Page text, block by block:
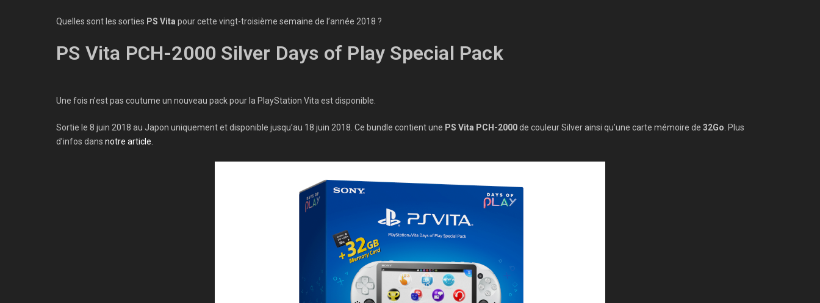
Quelles sont les sorties PS Vita pour cette vingt-troisième semaine de l’année 2018 ?
PS Vita PCH-2000 Silver Days of Play Special Pack
Une fois n’est pas coutume un nouveau pack pour la PlayStation Vita est disponible.
Sortie le 8 juin 2018 au Japon uniquement et disponible jusqu’au 18 juin 2018. Ce bundle contient une PS Vita PCH-2000de couleur Silver ainsi qu’une carte mémoire de 32Go . Plus
d’infos dans notre article.